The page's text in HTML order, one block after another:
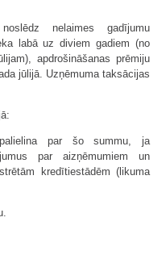
nelaimes gadījumu
labā uz diviem gadiem (no
apdrošināšanas prēmiju
jūlijā. Uzņēmuma taksācijas
par šo summu, ja
par aizņēmumiem un
kredītiestādēm (likuma